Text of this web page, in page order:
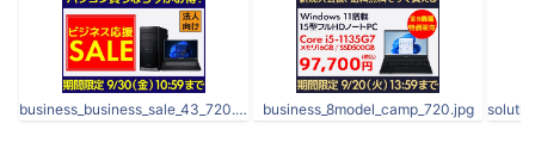
business_business_sale_43_720.jpg business_8model_camp_720.jpg